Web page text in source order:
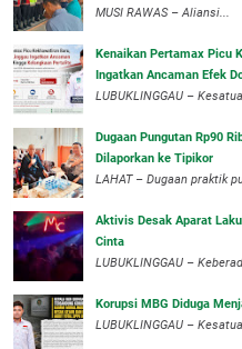
MUSI RAWAS – Aliansi...
‎Kenaikan Pertamax Picu
Ingatkan Ancaman Efek
‎LUBUKLINGGAU –
Dugaan Pungutan Rp90
Dilaporkan ke Tipikor
LAHAT – Dugaan praktik
Aktivis Desak Aparat
Cinta
LUBUKLINGGAU –
Korupsi MBG Diduga
‎LUBUKLINGGAU –